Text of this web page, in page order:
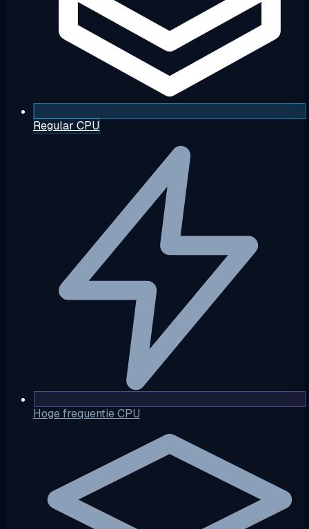
Regular CPU
Hoge frequentie CPU